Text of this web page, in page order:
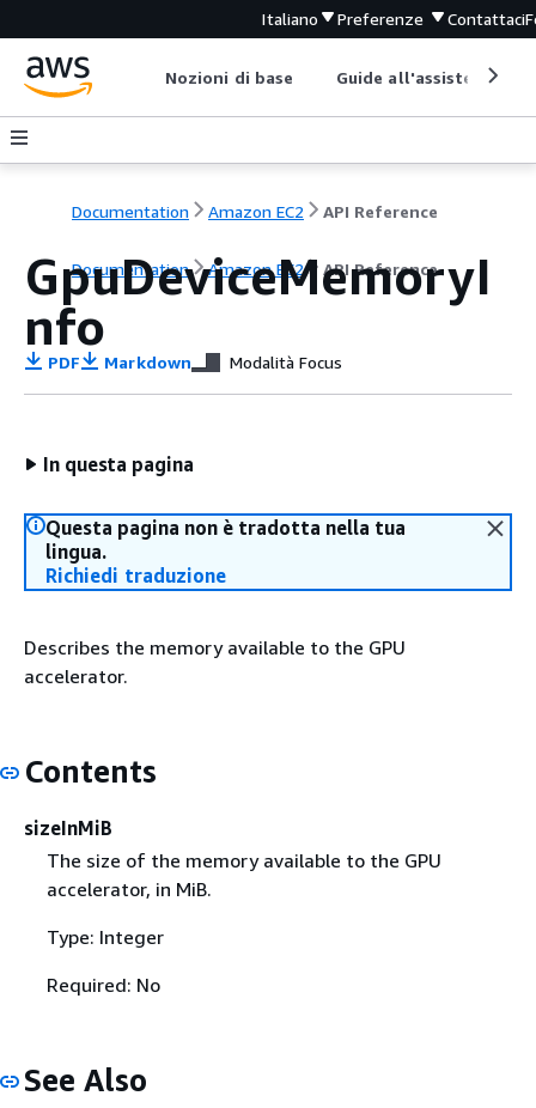
Italiano Preferenze Contattaci
Nozioni di base Guide all'assistenza
Documentation Amazon EC2 API Reference
Documentation Amazon EC2 API Reference
GpuDeviceMemoryI
nfo
PDF Markdown Modalità Focus
In questa pagina
Questa pagina non è tradotta nella tua
lingua.
Richiedi traduzione
Describes the memory available to the GPU
accelerator.
Contents
sizeInMiB
The size of the memory available to the GPU
accelerator, in MiB.
Type: Integer
Required: No
See Also